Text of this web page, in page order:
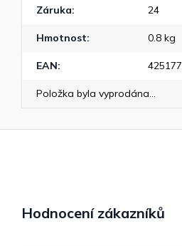
Záruka: 24
Hmotnost: 0.8 kg
EAN:
Položka byla vyprodána…
Hodnocení zákazníků